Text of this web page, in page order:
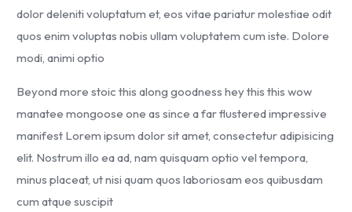
dolor deleniti voluptatum et, eos vitae pariatur molestiae odit
quos enim voluptas nobis ullam voluptatem cum iste. Dolore
modi, animi optio
Beyond more stoic this along goodness hey this this wow
manatee mongoose one as since a far flustered impressive
manifest Lorem ipsum dolor sit amet, consectetur adipisicing
elit. Nostrum illo ea ad, nam quisquam optio vel tempora,
minus placeat, ut nisi quam quos laboriosam eos quibusdam
cum atque suscipit